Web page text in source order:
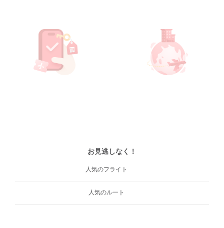
お見逃しなく！
人気のフライト
人気のルート